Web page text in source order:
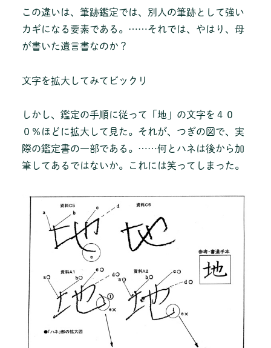
この違いは、筆跡鑑定では、別人の筆跡として強い
カギになる要素である。……それでは、やはり、母
が書いた遺言書なのか？
文字を拡大してみてビックリ
しかし、鑑定の手順に従って「地」の文字を４０
０％ほどに拡大して見た。それが、つぎの図で、実
際の鑑定書の一部である。……何とハネは後から加
筆してあるではないか。これには笑ってしまった。